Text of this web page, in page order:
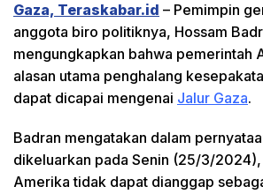
Gaza, Teraskabar.id – Pemimpin
anggota biro politiknya, Hossam
mengungkapkan bahwa pemerintah
alasan utama penghalang
dapat dicapai mengenai Jalur Gaza.
Badran mengatakan dalam
dikeluarkan pada Senin (25/3/
Amerika tidak dapat dianggap